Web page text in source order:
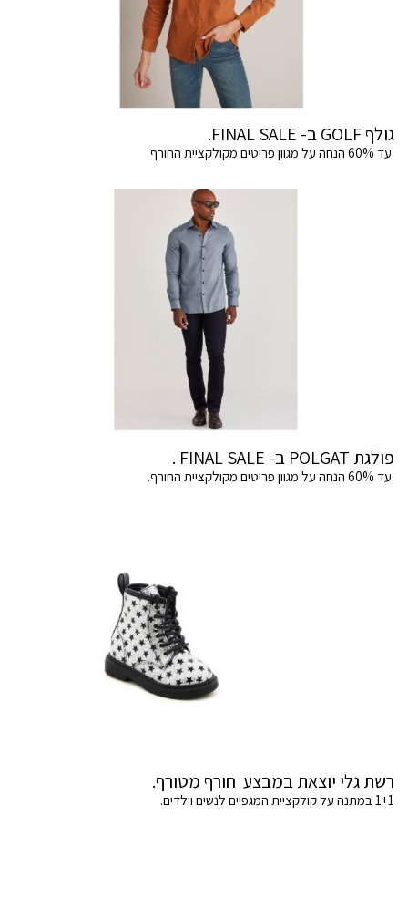
גולף GOLF ב- FINAL SALE.
עד 60% הנחה על מגוון פריטים מקולקציית החורף
פולגת POLGAT ב- FINAL SALE .
עד 60% הנחה על מגוון פריטים מקולקציית החורף.
רשת גלי יוצאת במבצע חורף מטורף.
1+1 במתנה על קולקציית המגפיים לנשים וילדים.